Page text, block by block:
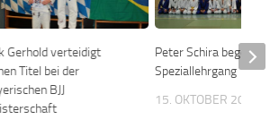
Gerhold verteidigt
Titel bei der
BJJ
Peter Schira
Speziallehrgang
15. OKTOBER 2016